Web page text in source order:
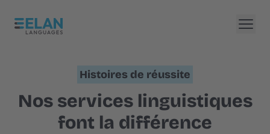
Histoires de réussite
Nos services linguistiques
font la différence